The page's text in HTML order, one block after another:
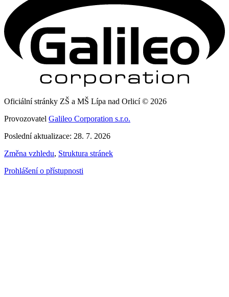
Oficiální stránky ZŠ a MŠ Lípa nad Orlicí © 2026
Provozovatel Galileo Corporation s.r.o.
Poslední aktualizace: 28. 7. 2026
Změna vzhledu, Struktura stránek
Prohlášení o přístupnosti